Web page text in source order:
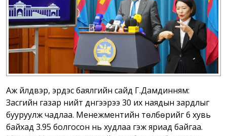
Аж үйлдвэр, эрдэс баялгийн сайд Г.Дамдинням:
Засгийн газар нийт дүнгээрээ 30 их наядын зардлыг
бууруулж чадлаа. Менежментийн төлбөрийг 6 хувь
байхад 3.95 болгосон нь худлаа гэж яриад байгаа.